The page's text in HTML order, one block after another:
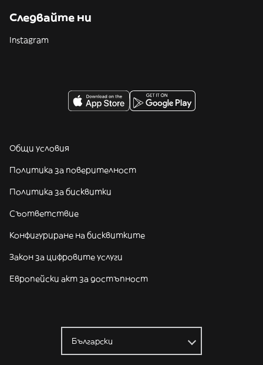
Следвайте ни
Instagram
Общи условия
Политика за поверителност
Политика за бисквитки
Съответствие
Конфигуриране на бисквитките
Закон за цифровите услуги
Европейски акт за достъпност